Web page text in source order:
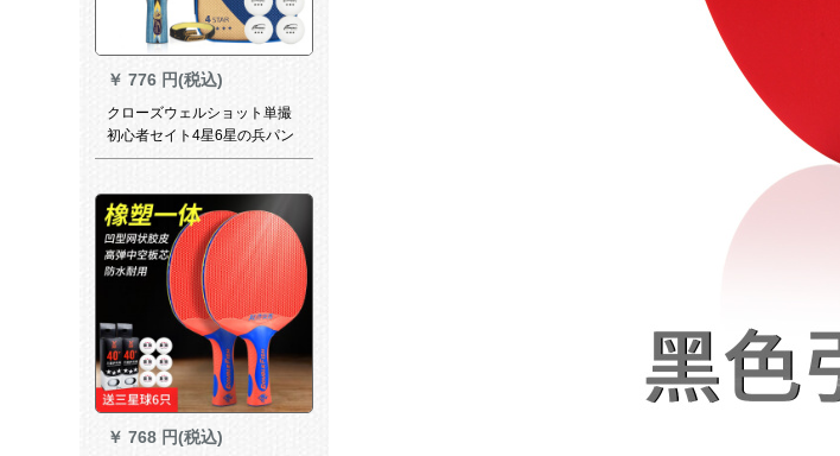
￥ 776 円(税込)
クローズウェルショット単撮
初心者セイト4星6星の兵パン
を直角にした。4つの星を入れ
セクトに+6つのボブを送る。
￥ 768 円(税込)